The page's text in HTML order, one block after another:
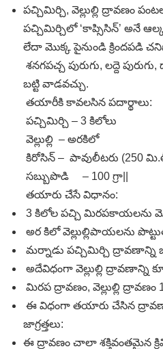
పచ్చిమిర్చి, వెల్లుల్లి ద్రావణం
పచ్చిమిర్చిలో ‘కాప్సిసిన్‌’ అనే
లేదా మొక్క పైనుండి క్రిందపడి
శనగపచ్చ పురుగు, లద్దె
బట్టి వాడవచ్చు.
తయారీకి కావలసిన పదార్థాలు:
పచ్చిమిర్చి – 3 కిలోలు
వెల్లుల్లి – అరకిలో
కిరోసిన్‌ – పావులీటరు (250
సబ్బుపొడి – 100 గ్రా||
తయారు చేసే విధానం:
3 కిలోల పచ్చి మిరపకాయలను
అర కిలో వెల్లుల్లిపాయలను
మర్నాడు పచ్చిమిర్చి ద్రావణాన్ని
అదేవిధంగా వెల్లుల్లి
మిరప ద్రావణం, వెల్లుల్లి
ఈ విధంగా తయారు చేసిన
జాగ్రత్తలు:
ఈ ద్రావణం చాలా శక్తివంతమైన